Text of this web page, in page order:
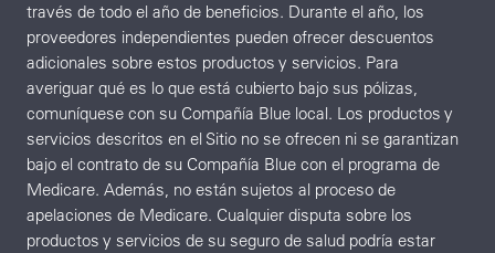
través de todo el año de beneficios. Durante el año, los
proveedores independientes pueden ofrecer descuentos
adicionales sobre estos productos y servicios. Para
averiguar qué es lo que está cubierto bajo sus pólizas,
comuníquese con su Compañía Blue local. Los productos y
servicios descritos en el Sitio no se ofrecen ni se garantizan
bajo el contrato de su Compañía Blue con el programa de
Medicare. Además, no están sujetos al proceso de
apelaciones de Medicare. Cualquier disputa sobre los
productos y servicios de su seguro de salud podría estar